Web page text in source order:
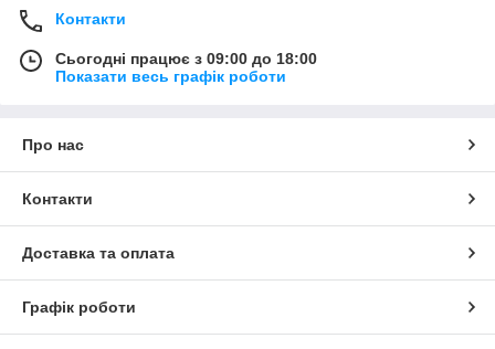
Контакти
Сьогодні працює з 09:00 до 18:00
Показати весь графік роботи
Про нас
Контакти
Доставка та оплата
Графік роботи